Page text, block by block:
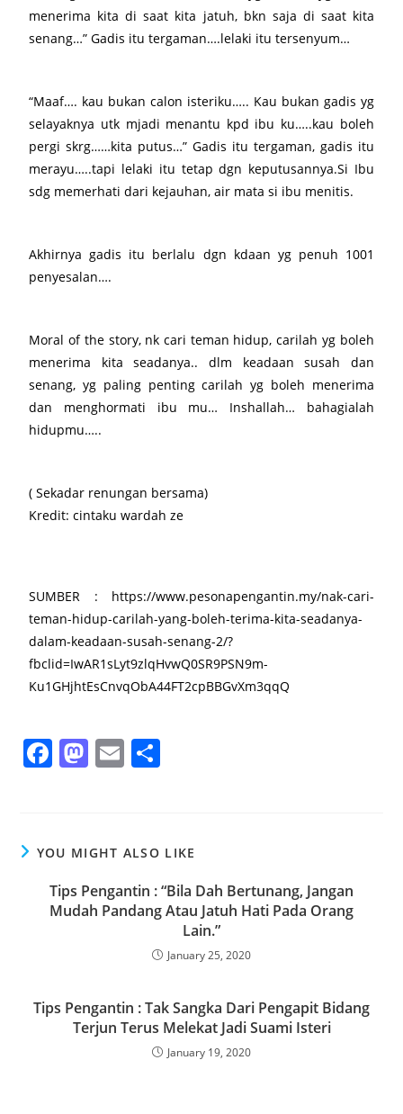
menerima kita di saat kita jatuh, bkn saja di saat kita
senang…” Gadis itu tergaman….lelaki itu tersenyum…
“Maaf…. kau bukan calon isteriku….. Kau bukan gadis yg
selayaknya utk mjadi menantu kpd ibu ku…..kau boleh
pergi skrg……kita putus…” Gadis itu tergaman, gadis itu
merayu…..tapi lelaki itu tetap dgn keputusannya.Si Ibu
sdg memerhati dari kejauhan, air mata si ibu menitis.
Akhirnya gadis itu berlalu dgn kdaan yg penuh 1001
penyesalan….
Moral of the story, nk cari teman hidup, carilah yg boleh
menerima kita seadanya.. dlm keadaan susah dan
senang, yg paling penting carilah yg boleh menerima
dan menghormati ibu mu… Inshallah… bahagialah
hidupmu…..
( Sekadar renungan bersama)
Kredit: cintaku wardah ze
SUMBER : https://www.pesonapengantin.my/nak-cari-
teman-hidup-carilah-yang-boleh-terima-kita-seadanya-
dalam-keadaan-susah-senang-2/?
fbclid=IwAR1sLyt9zlqHvwQ0SR9PSN9m-
Ku1GHjhtEsCnvqObA44FT2cpBBGvXm3qqQ
F
e
b
o
o
M
o
d
o
n
E
l e
YOU MIGHT ALSO LIKE
Tips Pengantin : “Bila Dah Bertunang, Jangan
Mudah Pandang Atau Jatuh Hati Pada Orang
Lain.”
January 25, 2020
Tips Pengantin : Tak Sangka Dari Pengapit Bidang
Terjun Terus Melekat Jadi Suami Isteri
January 19, 2020